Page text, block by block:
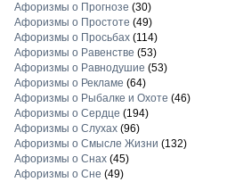
Афоризмы о Прогнозе (30)
Афоризмы о Простоте (49)
Афоризмы о Просьбах(114)
Афоризмы о Равенстве (53)
Афоризмы о Равнодушие (53)
Афоризмы о Рекламе (64)
Афоризмы о Рыбалке и Охоте (46)
Афоризмы о Сердце (194)
Афоризмы о Слухах(96)
Афоризмы о Смысле Жизни (132)
Афоризмы о Снах(45)
Афоризмы о Сне (49)